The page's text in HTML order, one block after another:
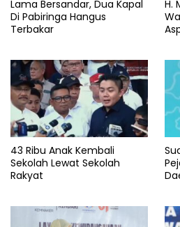
Lama Bersandar, Dua Kapal
Di Pabiringa Hangus
Terbakar
H.
43 Ribu Anak Kembali
Sekolah Lewat Sekolah
Rakyat